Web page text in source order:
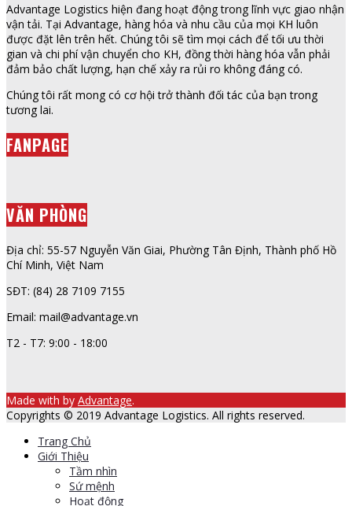
Advantage Logistics hiện đang hoạt động trong lĩnh vực giao nhận
vận tải. Tại Advantage, hàng hóa và nhu cầu của mọi KH luôn
được đặt lên trên hết. Chúng tôi sẽ tìm mọi cách để tối ưu thời
gian và chi phí vận chuyển cho KH, đồng thời hàng hóa vẫn phải
đảm bảo chất lượng, hạn chế xảy ra rủi ro không đáng có.
Chúng tôi rất mong có cơ hội trở thành đối tác của bạn trong
tương lai.
FANPAGE
VĂN PHÒNG
Địa chỉ: 55-57 Nguyễn Văn Giai, Phường Tân Định, Thành phố Hồ
Chí Minh, Việt Nam
SĐT: (84) 28 7109 7155
Email: mail@advantage.vn
T2 - T7: 9:00 - 18:00
Made with by Advantage.
Copyrights © 2019 Advantage Logistics. All rights reserved.
Trang Chủ
Giới Thiệu
Tầm nhìn
Sứ mệnh
Hoạt động